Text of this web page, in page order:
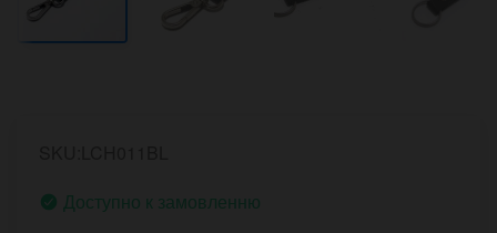
Доступно к замовленню